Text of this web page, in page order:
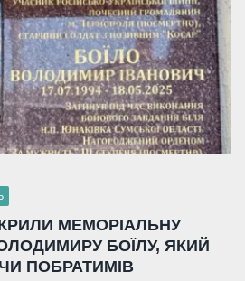
МЕМОРІАЛЬНУ
БОЇЛУ, ЯКИЙ
ПОБРАТИМІВ